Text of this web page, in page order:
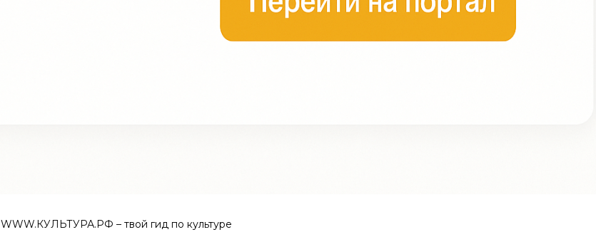
WWW.КУЛЬТУРА.РФ – твой гид по культуре